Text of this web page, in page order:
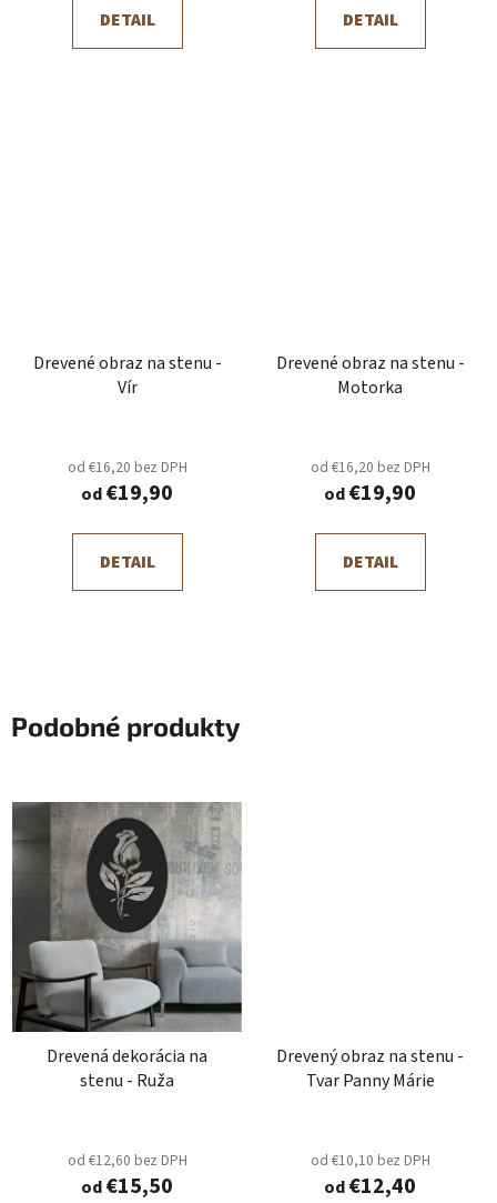
DETAIL DETAIL
Drevené obraz na stenu -
Vír
od €16,20 bez DPH
od€19,90
DETAIL
Drevené obraz na stenu -
Motorka
od €16,20 bez DPH
od€19,90
DETAIL
Podobné produkty
Drevená dekorácia na
stenu - Ruža
od €12,60 bez DPH
od€15,50
Drevený obraz na stenu -
Tvar Panny Márie
od €10,10 bez DPH
od€12,40